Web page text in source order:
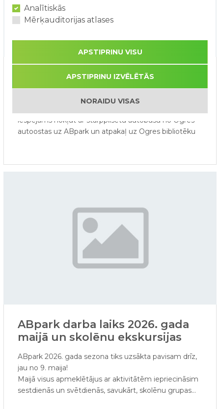
Autobusu kursēšana no Ogres
uz ABpark 2026. gada sezonā
iespējams nokļūt ar starppilsētu autobusu no Ogres
autoostas uz ABpark un atpakaļ uz Ogres bibliotēku
ABpark darba laiks 2026. gada
maijā un skolēnu ekskursijas
ABpark 2026. gada sezona tiks uzsākta pavisam drīz,
jau no 9. maija!
Maijā visus apmeklētājus ar aktivitātēm iepriecināsim
sestdienās un svētdienās, savukārt, skolēnu grupas
Analītiskās
Mērķauditorijas atlases
APSTIPRINU VISU
APSTIPRINU IZVĒLĒTĀS
NORAIDU VISAS